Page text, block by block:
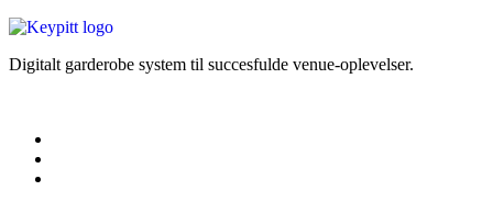
Digitalt garderobe system til succesfulde venue-oplevelser.